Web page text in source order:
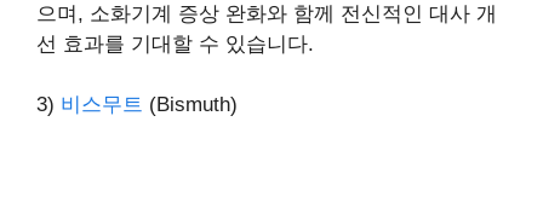
으며, 소화기계 증상 완화와 함께 전신적인 대사 개
선 효과를 기대할 수 있습니다.
3) 비스무트 (Bismuth)